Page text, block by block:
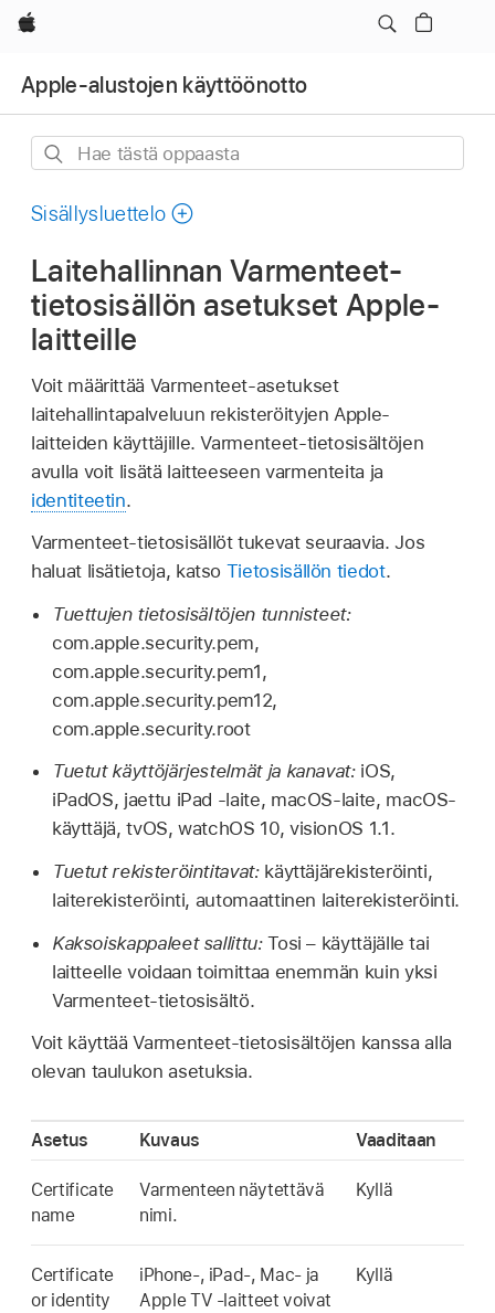
Apple
Apple-alustojen käyttöönotto
Hae
oppaasta
Sisällysluettelo
Laitehallinnan Varmenteet-
tietosisällön asetukset Apple-
laitteille
Voit määrittää Varmenteet-asetukset
laitehallintapalveluun rekisteröityjen Apple-
laitteiden käyttäjille. Varmenteet-tietosisältöjen
avulla voit lisätä laitteeseen varmenteita ja
identiteetin.
Varmenteet-tietosisällöt tukevat seuraavia. Jos
haluat lisätietoja, katso Tietosisällön tiedot.
Tuettujen tietosisältöjen tunnisteet:
com.apple.security.pem,
com.apple.security.pem1,
com.apple.security.pem12,
com.apple.security.root
Tuetut käyttöjärjestelmät ja kanavat:iOS,
iPadOS, jaettu iPad -laite, macOS-laite, macOS-
käyttäjä, tvOS,watchOS 10, visionOS 1.1.
Tuetut rekisteröintitavat:käyttäjärekisteröinti,
laiterekisteröinti, automaattinen laiterekisteröinti.
Kaksoiskappaleet sallittu:Tosi – käyttäjälle tai
laitteelle voidaan toimittaa enemmän kuin yksi
Varmenteet-tietosisältö.
Voit käyttää Varmenteet-tietosisältöjen kanssa alla
olevan taulukon asetuksia.
Asetus Kuvaus Vaaditaan
Certificate
name
Varmenteen näytettävä
nimi.
Kyllä
Certificate
or identity
iPhone-, iPad-, Mac- ja
Apple TV ‑laitteet voivat
Kyllä